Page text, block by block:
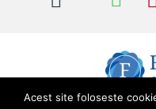
Acest site foloseste